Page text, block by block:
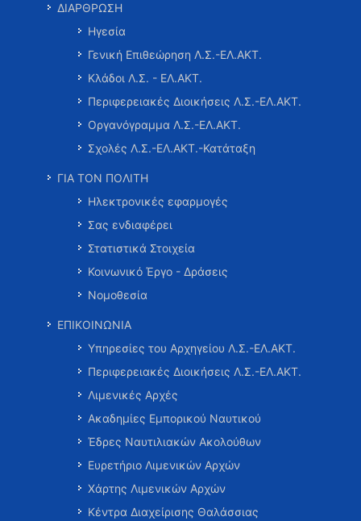
ΔΙΑΡΘΡΩΣΗ
Ηγεσία
Γενική Επιθεώρηση Λ.Σ.-ΕΛ.ΑΚΤ.
Κλάδοι Λ.Σ. - ΕΛ.ΑΚΤ.
Περιφερειακές Διοικήσεις Λ.Σ.-ΕΛ.ΑΚΤ.
Οργανόγραμμα Λ.Σ.-ΕΛ.ΑΚΤ.
Σχολές Λ.Σ.-ΕΛ.ΑΚΤ.-Κατάταξη
ΓΙΑ ΤΟΝ ΠΟΛΙΤΗ
Ηλεκτρονικές εφαρμογές
Σας ενδιαφέρει
Στατιστικά Στοιχεία
Κοινωνικό Έργο - Δράσεις
Νομοθεσία
ΕΠΙΚΟΙΝΩΝΙΑ
Υπηρεσίες του Αρχηγείου Λ.Σ.-ΕΛ.ΑΚΤ.
Περιφερειακές Διοικήσεις Λ.Σ.-ΕΛ.ΑΚΤ.
Λιμενικές Αρχές
Ακαδημίες Εμπορικού Ναυτικού
Έδρες Ναυτιλιακών Ακολούθων
Ευρετήριο Λιμενικών Αρχών
Χάρτης Λιμενικών Αρχών
Κέντρα Διαχείρισης Θαλάσσιας